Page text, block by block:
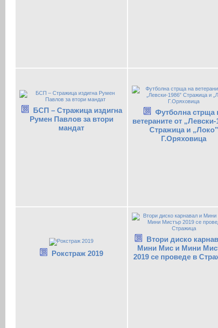
БСП – Стражица издигна
Румен Павлов за втори
мандат
Футболна стрща
ветераните от „Левски-
Стражица и „Локо”
Г.Оряховица
Рокстраж 2019
Втори диско
Мини Мис и Мини
2019 се проведе в